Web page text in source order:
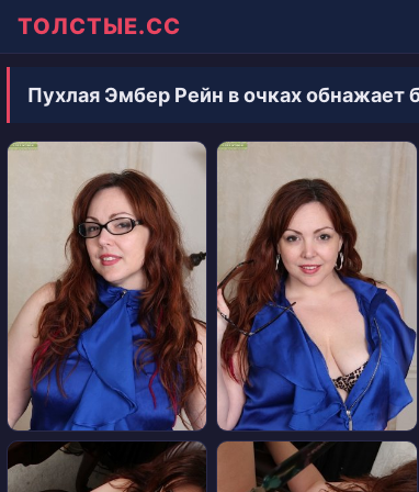
ТОЛСТЫЕ.СС
Пухлая Эмбер Рейн в очках